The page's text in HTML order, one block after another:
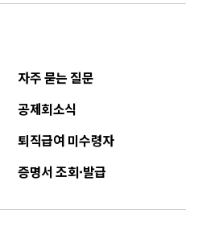
자주 묻는 질문
공제회소식
퇴직급여 미수령자
증명서 조회·발급